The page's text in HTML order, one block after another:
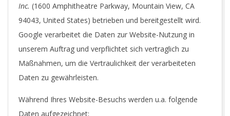
Inc. (1600 Amphitheatre Parkway, Mountain View, CA
94043, United States) betrieben und bereitgestellt wird.
Google verarbeitet die Daten zur Website-Nutzung in
unserem Auftrag und verpflichtet sich vertraglich zu
Maßnahmen, um die Vertraulichkeit der verarbeiteten
Daten zu gewährleisten.
Während Ihres Website-Besuchs werden u.a. folgende
Daten aufgezeichnet: